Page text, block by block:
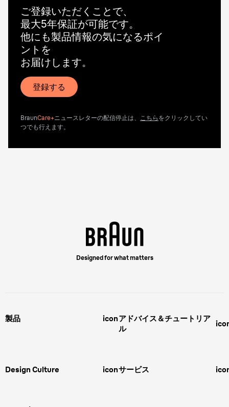
ご登録いただくことで、
最大5年保証が可能です。
他にも製品情報の気になるポイ
ントを
お届けします。
登録する
BraunCare+ニュースレターの配信停止は、 こちら をクリックしてい
つでも行えます。
Designed for what matters
製品 icon
スキンケア
アドバイス＆チュートリア
ル
ボディグルーミング
Design Culture iconサービス